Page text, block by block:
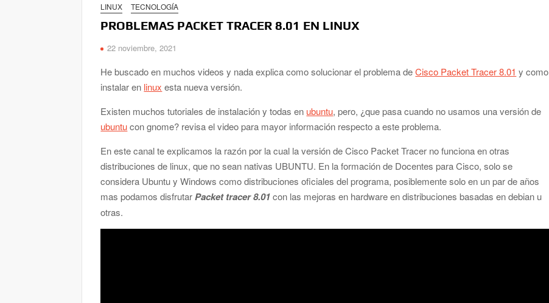
LINUX TECNOLOGÍA
PROBLEMAS PACKET TRACER 8.01 EN LINUX
22 noviembre, 2021
He buscado en muchos videos y nada explica como solucionar el problema deCisco Packet Tracer 8.01 y como
instalar en linux esta nueva versión.
Existen muchos tutoriales de instalación y todas en ubuntu, pero, ¿que pasa cuando no usamos una versión de
ubuntucon gnome? revisa el video para mayor información respecto a este problema.
En este canal te explicamos la razón por la cual la versión de Cisco Packet Tracer no funciona en otras
distribuciones de linux, que no sean nativas UBUNTU. En la formación de Docentes para Cisco, solo se
considera Ubuntu y Windows como distribuciones oficiales del programa, posiblemente solo en un par de años
mas podamos disfrutar Packet tracer 8.01con las mejoras en hardware en distribuciones basadas en debian u
otras.